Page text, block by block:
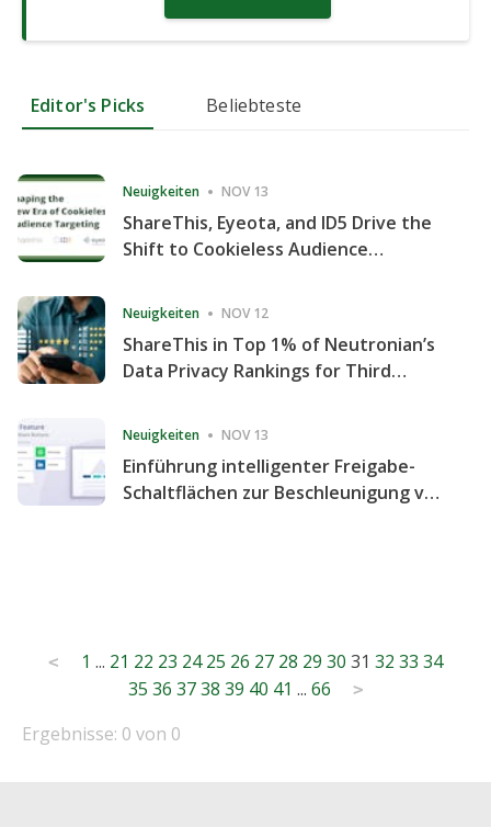
Editor's Picks Beliebteste
Neuigkeiten NOV 13
ShareThis, Eyeota, and ID5 Drive the
Shift to Cookieless Audience
Neuigkeiten NOV 12
ShareThis in Top 1% of Neutronian’s
Data Privacy Rankings for Third
Neuigkeiten NOV 13
Einführung intelligenter Freigabe-
Schaltflächen zur Beschleunigung von
Posts
pagination
< 1 ... 21 22 23 24 25 26 27 28 29 30 31 32 33 34
35 36 37 38 39 40 41 ... 66 >
Ergebnisse: 0 von 0